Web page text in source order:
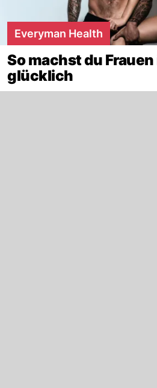
Everyman Health
So machst du
glücklich